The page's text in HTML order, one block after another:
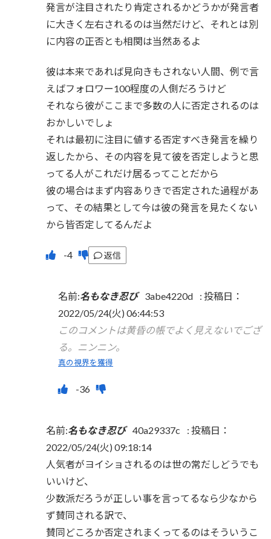
発言が注目されたり肯定されるかどうかが発言者
に大きく左右されるのは当然だけど、それとは別
に内容の正否とも相関は当然あるよ
彼は本来であれば見向きもされない人間、例で言
えばフォロワー100程度の人側だろうけど
それなら彼がここまで多数の人に否定されるのは
おかしいでしょ
それは最初に注目に値する否定すべき発言を繰り
返したから、その内容を見て彼を否定しようと思
ってる人がこれだけ居るってことだから
彼の場合はまず内容ありきで否定された過程があ
って、その結果として今は彼の発言を見たくない
から皆否定してるんだよ
返信
名前:名もなき忍び 3abe4220d : 投稿日：
2022/05/24(火) 06:44:53
このコメントは黄昏の帳でよく見えないでござ
る。ニンニン。
真の視界を獲得
名前:名もなき忍び 40a29337c : 投稿日：
2022/05/24(火) 09:18:14
人気者がヨイショされるのは世の常だしどうでも
いいけど、
少数派だろうが正しい事を言ってるなら少なから
ず賛同される訳で、
賛同どころか否定されまくってるのはそういうこ